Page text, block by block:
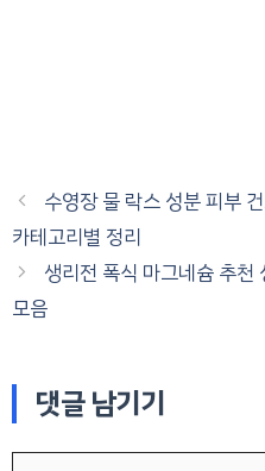
수영장 물 락스 성분 피부
카테고리별 정리
생리전 폭식 마그네슘 추
모음
댓글 남기기